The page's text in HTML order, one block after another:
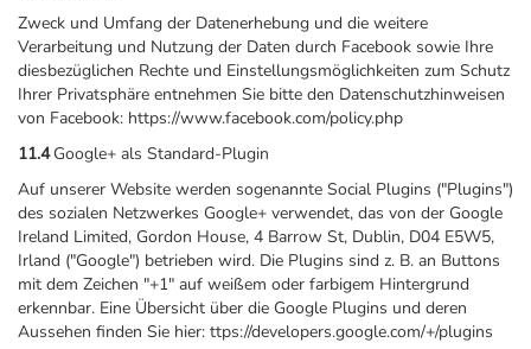
Zweck und Umfang der Datenerhebung und die weitere
Verarbeitung und Nutzung der Daten durch Facebook sowie Ihre
diesbezüglichen Rechte und Einstellungsmöglichkeiten zum Schutz
Ihrer Privatsphäre entnehmen Sie bitte den Datenschutzhinweisen
von Facebook: https://www.facebook.com/policy.php
11.4Google+ als Standard-Plugin
Auf unserer Website werden sogenannte Social Plugins ("Plugins")
des sozialen Netzwerkes Google+ verwendet, das von der Google
Ireland Limited, Gordon House, 4 Barrow St, Dublin, D04 E5W5,
Irland ("Google") betrieben wird. Die Plugins sind z. B. an Buttons
mit dem Zeichen "+1" auf weißem oder farbigem Hintergrund
erkennbar. Eine Übersicht über die Google Plugins und deren
Aussehen finden Sie hier: ttps://developers.google.com/+/plugins